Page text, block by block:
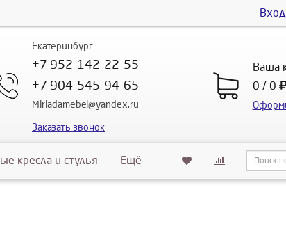
Вход
Екатеринбург
+7 952-142-22-55
+7 904-545-94-65
Miriadamebel@yandex.ru
Заказать звонок
Ваша
0 / 0
кресла и стулья Ещё